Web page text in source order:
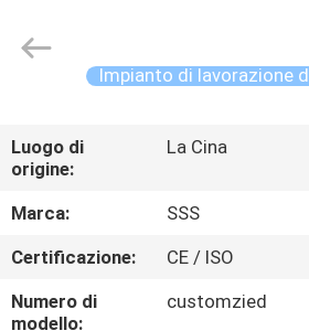
PRODOTTI
VIDEO
Machinery
Technology
Impianto di lavorazione
Luogo di
origine:
La Cina
Marca:
SSS
Certificazione:
CE / ISO
Numero di
modello:
customzied